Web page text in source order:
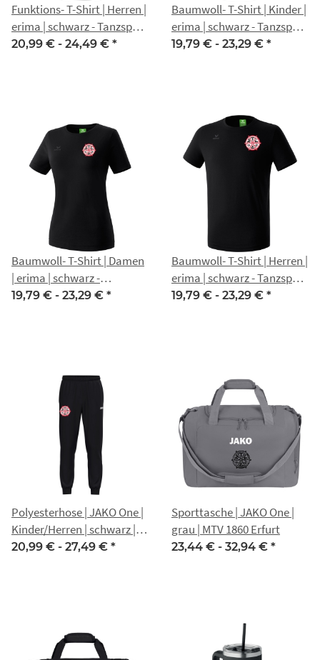
Funktions- T-Shirt | Herren |
erima | schwarz - Tanzsport
MTV 1860 Erfurt
20,99 € - 24,49 € *
Baumwoll- T-Shirt | Kinder |
erima | schwarz - Tanzsport
MTV 1860 Erfurt
19,79 € - 23,29 € *
Baumwoll- T-Shirt | Damen
| erima | schwarz -
Tanzsport MTV 1860 Erfurt
19,79 € - 23,29 € *
Baumwoll- T-Shirt | Herren |
erima | schwarz - Tanzsport
MTV 1860 Erfurt
19,79 € - 23,29 € *
Polyesterhose | JAKO One |
Kinder/Herren | schwarz |
MTV 1860 Erfurt
20,99 € - 27,49 € *
Sporttasche | JAKO One |
grau | MTV 1860 Erfurt
23,44 € - 32,94 € *